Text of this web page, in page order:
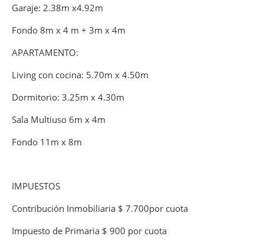
Garaje: 2.38m x4.92m
Fondo 8m x 4 m + 3m x 4m
APARTAMENTO:
Living con cocina: 5.70m x 4.50m
Dormitorio: 3.25m x 4.30m
Sala Multiuso 6m x 4m
Fondo 11m x 8m
IMPUESTOS
Contribución Inmobiliaria $ 7.700por cuota
Impuesto de Primaria $ 900 por cuota